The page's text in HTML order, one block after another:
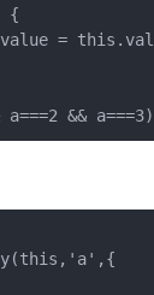
{
=
a===2 &&